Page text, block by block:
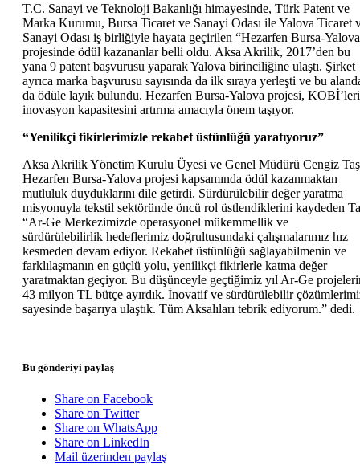
T.C. Sanayi ve Teknoloji Bakanlığı himayesinde, Türk Patent ve
Marka Kurumu, Bursa Ticaret ve Sanayi Odası ile Yalova Ticaret
Sanayi Odası iş birliğiyle hayata geçirilen “Hezarfen Bursa-
projesinde ödül kazananlar belli oldu. Aksa Akrilik, 2017’den bu
yana 9 patent başvurusu yaparak Yalova birinciliğine ulaştı. Şirket
ayrıca marka başvurusu sayısında da ilk sıraya yerleşti ve bu
da ödüle layık bulundu. Hezarfen Bursa-Yalova projesi,
inovasyon kapasitesini artırma amacıyla önem taşıyor.
“Yenilikçi fikirlerimizle rekabet üstünlüğü yaratıyoruz”
Aksa Akrilik Yönetim Kurulu Üyesi ve Genel Müdürü Cengiz
Hezarfen Bursa-Yalova projesi kapsamında ödül kazanmaktan
mutluluk duyduklarını dile getirdi. Sürdürülebilir değer yaratma
misyonuyla tekstil sektöründe öncü rol üstlendiklerini kaydeden
“Ar-Ge Merkezimizde operasyonel mükemmellik ve
sürdürülebilirlik hedeflerimiz doğrultusundaki çalışmalarımız hız
kesmeden devam ediyor. Rekabet üstünlüğü sağlayabilmenin ve
farklılaşmanın en güçlü yolu, yenilikçi fikirlerle katma değer
yaratmaktan geçiyor. Bu düşünceyle geçtiğimiz yıl Ar-Ge
43 milyon TL bütçe ayırdık. İnovatif ve sürdürülebilir
sayesinde başarıya ulaştık. Tüm Aksalıları tebrik ediyorum.” dedi.
Bu gönderiyi paylaş
Share on Facebook
Share on Twitter
Share on WhatsApp
Share on LinkedIn
Mail üzerinden paylaş